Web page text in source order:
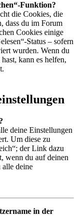
Funktion?
die Cookies, die
dass du im Forum
Cookies einige
Status – sofern
wurden. Wenn du
kann es helfen,
deine Einstellungen
Um diese zu
der Link dazu
wenn du auf deinen
deine
in der